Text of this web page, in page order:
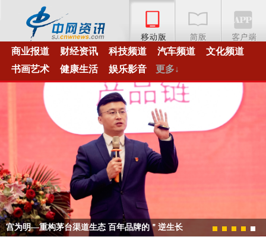
商业报道 财经资讯 科技频道 汽车频道
文化频道
书画艺术
健康生活 娱乐影音 更多↓
宫为明—重构茅台渠道生态 百年品牌的＂逆生长
1 2 3 4 5